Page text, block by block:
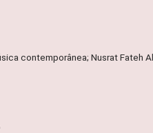
contemporânea; Nusrat Fateh